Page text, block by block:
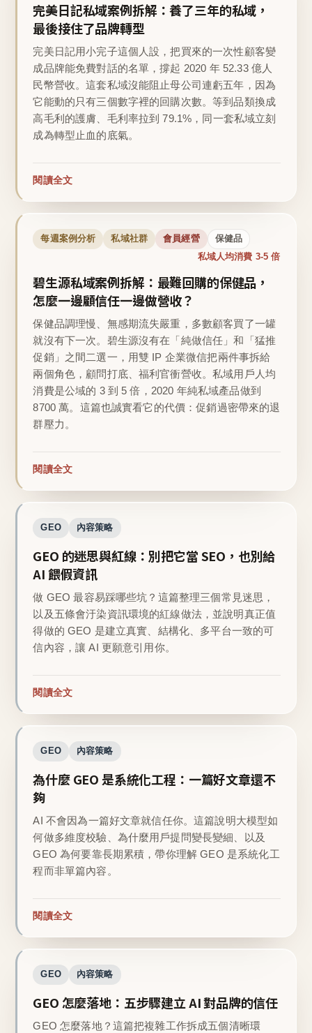
完美日記私域案例拆解：養了三年的私域，
最後接住了品牌轉型
完美日記用小完子這個人設，把買來的一次性顧客變
成品牌能免費對話的名單，撐起 2020 年 52.33 億人
民幣營收。這套私域沒能阻止母公司連虧五年，因為
它能動的只有三個數字裡的回購次數。等到品類換成
高毛利的護膚、毛利率拉到 79.1%，同一套私域立刻
成為轉型止血的底氣。
閱讀全文
每週案例分析 私域社群 會員經營 保健品
私域人均消費 3-5 倍
碧生源私域案例拆解：最難回購的保健品，
怎麼一邊顧信任一邊做營收？
保健品調理慢、無感期流失嚴重，多數顧客買了一罐
就沒有下一次。碧生源沒有在「純做信任」和「猛推
促銷」之間二選一，用雙 IP 企業微信把兩件事拆給
兩個角色，顧問打底、福利官衝營收。私域用戶人均
消費是公域的 3 到 5 倍，2020 年純私域產品做到
8700 萬。這篇也誠實看它的代價：促銷過密帶來的退
群壓力。
閱讀全文
GEO 內容策略
GEO 的迷思與紅線：別把它當 SEO，也別給
AI 餵假資訊
做 GEO 最容易踩哪些坑？這篇整理三個常見迷思，
以及五條會汙染資訊環境的紅線做法，並說明真正值
得做的 GEO 是建立真實、結構化、多平台一致的可
信內容，讓 AI 更願意引用你。
閱讀全文
GEO 內容策略
為什麼 GEO 是系統化工程：一篇好文章還不
夠
AI 不會因為一篇好文章就信任你。這篇說明大模型如
何做多維度校驗、為什麼用戶提問變長變細、以及
GEO 為何要靠長期累積，帶你理解 GEO 是系統化工
程而非單篇內容。
閱讀全文
GEO 內容策略
GEO 怎麼落地：五步驟建立 AI 對品牌的信任
GEO 怎麼落地？這篇把複雜工作拆成五個清晰環